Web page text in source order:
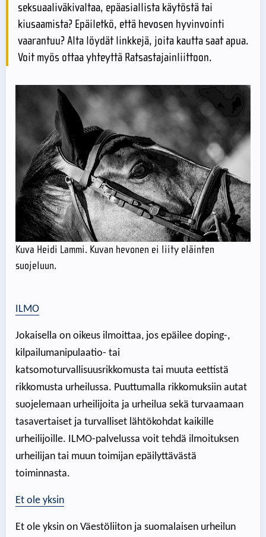
seksuaaliväkivaltaa, epäasiallista käytöstä tai
kiusaamista? Epäiletkö, että hevosen hyvinvointi
vaarantuu? Alta löydät linkkejä, joita kautta saat apua.
Voit myös ottaa yhteyttä Ratsastajainliittoon.
Kuva Heidi Lammi. Kuvan hevonen ei liity eläinten
suojeluun.
ILMO
Jokaisella on oikeus ilmoittaa, jos epäilee doping-,
kilpailumanipulaatio- tai
katsomoturvallisuusrikkomusta tai muuta eettistä
rikkomusta urheilussa. Puuttumalla rikkomuksiin autat
suojelemaan urheilijoita ja urheilua sekä turvaamaan
tasavertaiset ja turvalliset lähtökohdat kaikille
urheilijoille. ILMO-palvelussa voit tehdä ilmoituksen
urheilijan tai muun toimijan epäilyttävästä
toiminnasta.
Et ole yksin
Et ole yksin on Väestöliiton ja suomalaisen urheilun